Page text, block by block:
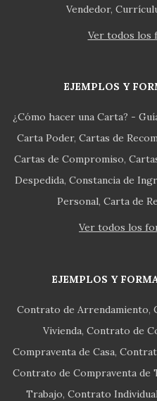
Vendedor
Ver todos los
EJEMPLOS Y
¿Cómo hacer una Carta? -
Carta Poder Cartas de
Cartas de Compromiso
Despedida Constancia de
Personal Carta de
Ver todos los
EJEMPLOS Y
Contrato de Arrendamiento
Vivienda Contrato de
Compraventa de Casa
Contrato de Compraventa de
Trabajo Contrato